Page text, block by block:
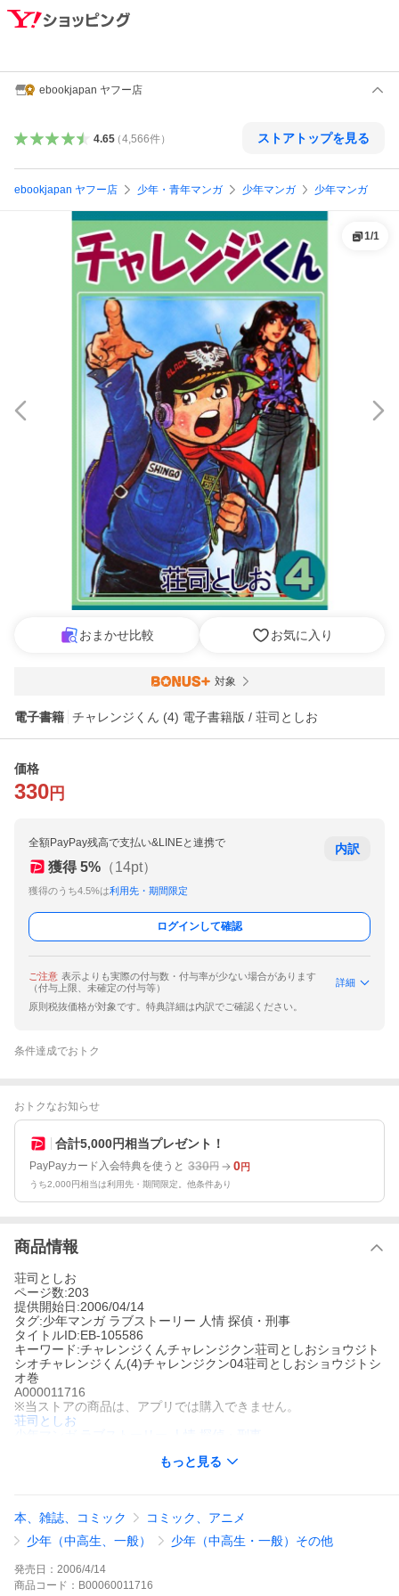
ebookjapan ヤフー店
4.65（4,566件） ストアトップを見る
ebookjapan ヤフー店 少年・青年マンガ 少年マンガ 少年マンガ
1/1
おまかせ比較 お気に入り
対象
電子書籍 チャレンジくん (4) 電子書籍版 / 荘司としお
価格
330 円
全額PayPay残高で支払い&LINEと連携で
獲得 5% （14pt）
獲得のうち4.5%は利用先・期間限定
内訳
ログインして確認
ご注意 表示よりも実際の付与数・付与率が少ない場合があります
（付与上限、未確定の付与等）
詳細
原則税抜価格が対象です。特典詳細は内訳でご確認ください。
条件達成でおトク
おトクなお知らせ
合計5,000円相当プレゼント！
PayPayカード入会特典を使うと 330円 0円
うち2,000円相当は利用先・期間限定。他条件あり
商品情報
荘司としお
ページ数:203
提供開始日:2006/04/14
タグ:少年マンガ ラブストーリー 人情 探偵・刑事
タイトルID:EB-105586
キーワード:チャレンジくんチャレンジクン荘司としおショウジト
シオチャレンジくん(4)チャレンジクン04荘司としおショウジトシ
オ巻
A000011716
※当ストアの商品は、アプリでは購入できません。
荘司としお
探偵・刑事
吾はエミに内緒で網走へと向かった。網走で再びシズエと会い、
殺者は電車にはねられてしまう……。
チャレンジくんの作品をもっと見る
もっと見る
本、雑誌、コミック
コミック、アニメ
少年（中高生、一般）
少年（中高生・一般）その他
発売日： 2006/4/14
商品 コード： B00060011716